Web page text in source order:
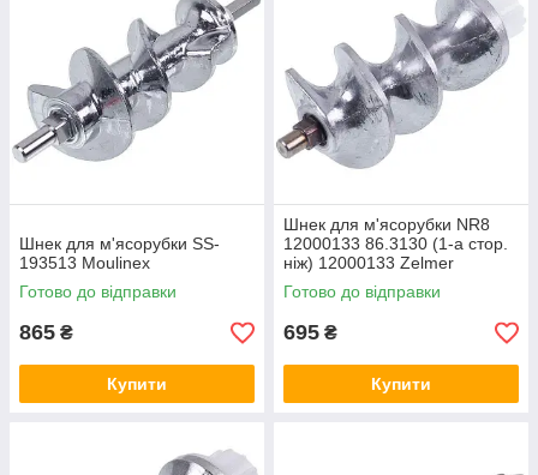
При замовленні нашої продукції, ми гарантуємо оперативну
доставку товару в найшвидші терміни. Доставка продукції
здійснюється по всіх містах України.
Шнек для м'ясорубки SS-
193513 Moulinex
Готово до відправки
865 ₴
Купити
Шнек для м'ясорубки NR8
12000133 86.3130 (1-а стор.
ніж) 12000133 Zelmer
Готово до відправки
695 ₴
Купити